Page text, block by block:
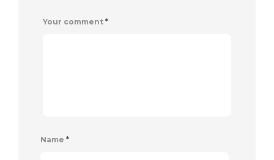
Your comment *
Name *